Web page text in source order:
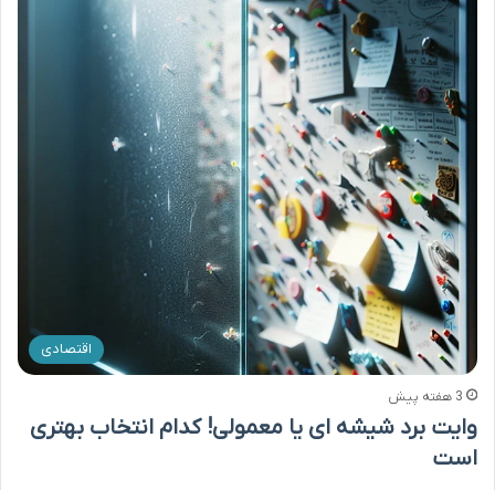
اقتصادی
3 هفته پیش
وایت برد شیشه ای یا معمولی! کدام انتخاب بهتری
است